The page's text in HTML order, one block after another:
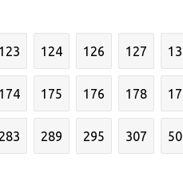
124 126 127
175 176 178
289 295 307